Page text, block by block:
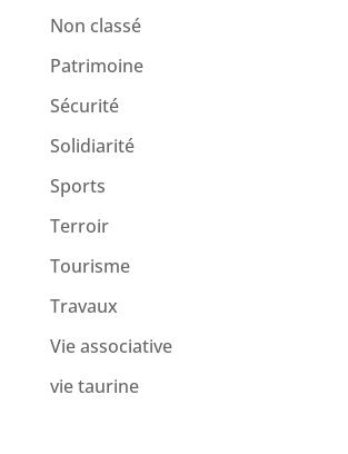
Non classé
Patrimoine
Sécurité
Solidiarité
Sports
Terroir
Tourisme
Travaux
Vie associative
vie taurine